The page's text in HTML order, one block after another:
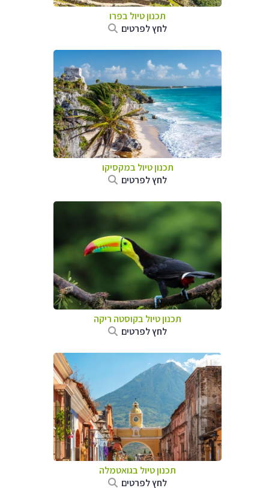
תכנון טיול בפרו
לחץ לפרטים
תכנון טיול במקסיקו
לחץ לפרטים
תכנון טיול בקוסטה ריקה
לחץ לפרטים
תכנון טיול בגואטמלה
לחץ לפרטים